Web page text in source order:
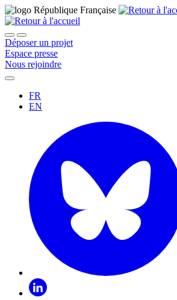
Déposer un projet
Espace presse
Nous rejoindre
FR
EN